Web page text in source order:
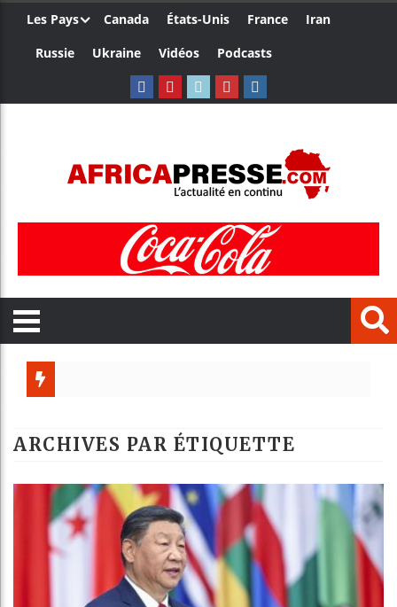
Les Pays Canada États-Unis France
Iran
Russie
Ukraine Vidéos Podcasts
ARCHIVES PAR ÉTIQUETTE